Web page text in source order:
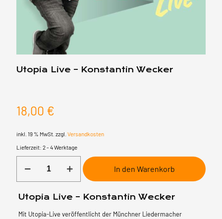
Utopia Live – Konstantin Wecker
18,00 €
inkl. 19 % MwSt. zzgl. Versandkosten
Lieferzeit: 2 - 4 Werktage
Live
Wecker
In den Warenkorb
Utopia Live – Konstantin Wecker
Mit Utopia-Live veröffentlicht der Münchner Liedermacher